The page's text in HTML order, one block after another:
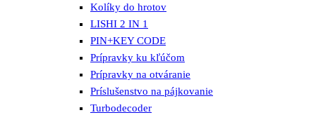
Kolíky do hrotov
LISHI 2 IN 1
PIN+KEY CODE
Prípravky ku kľúčom
Prípravky na otváranie
Príslušenstvo na pájkovanie
Turbodecoder